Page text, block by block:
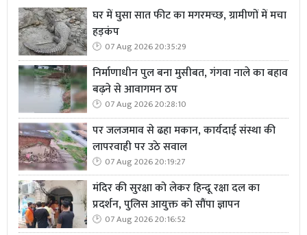
घर में घुसा सात फीट का मगरमच्छ, ग्रामीणों में मचा
हड़कंप
07 Aug 2026 20:35:29
निर्माणाधीन पुल बना मुसीबत, गंगवा नाले का बहाव
बढ़ने से आवागमन ठप
07 Aug 2026 20:28:10
पर जलजमाव से ढहा मकान, कार्यदाई संस्था की
लापरवाही पर उठे सवाल
07 Aug 2026 20:19:27
मंदिर की सुरक्षा को लेकर हिन्दू रक्षा दल का
प्रदर्शन, पुलिस आयुक्त को सौंपा ज्ञापन
07 Aug 2026 20:16:52